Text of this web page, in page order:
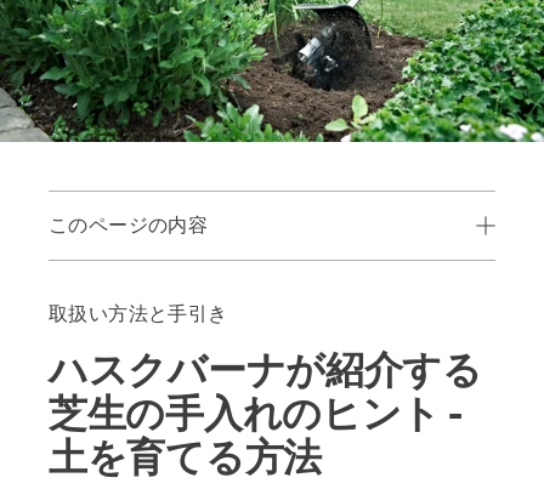
このページの内容
取扱い方法と手引き
ハスクバーナが紹介する
芝生の手入れのヒント -
土を育てる方法